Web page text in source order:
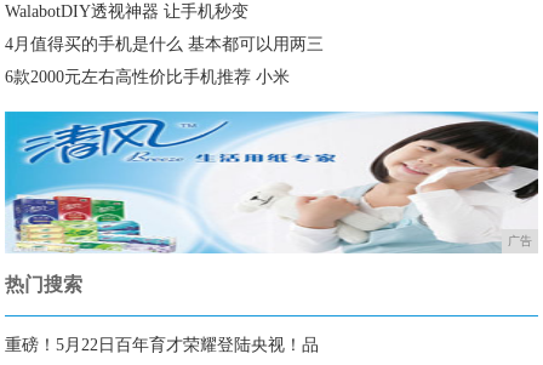
WalabotDIY透视神器 让手机秒变
4月值得买的手机是什么 基本都可以用两三
6款2000元左右高性价比手机推荐 小米
广告
热门搜索
重磅！5月22日百年育才荣耀登陆央视！品